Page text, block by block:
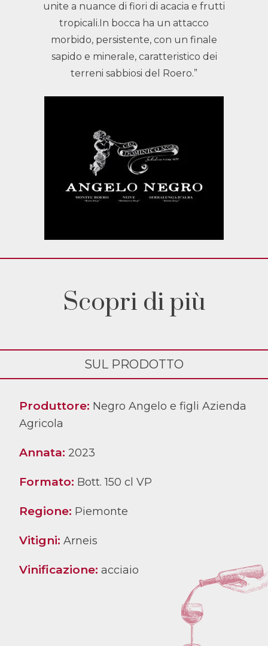
unite a nuance di fiori di acacia e frutti
tropicali.In bocca ha un attacco
morbido, persistente, con un finale
sapido e minerale, caratteristico dei
terreni sabbiosi del Roero.”
Scopri di più
SUL PRODOTTO
Produttore: Negro Angelo e figli Azienda
Agricola
Annata: 2023
Formato: Bott. 150 cl VP
Regione: Piemonte
Vitigni: Arneis
Vinificazione: acciaio